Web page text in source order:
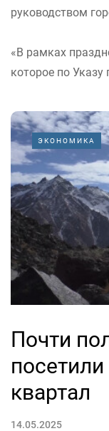
руководством
«В рамках
которое по Указу
ЭКОНОМИКА
Почти
квартал
14.05.2025